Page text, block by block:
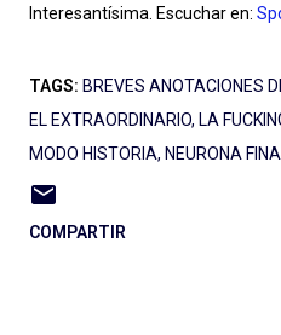
Interesantísima. Escuchar en:
TAGS: BREVES ANOTACIONES
EL EXTRAORDINARIO LA
MODO HISTORIA NEURONA
COMPARTIR